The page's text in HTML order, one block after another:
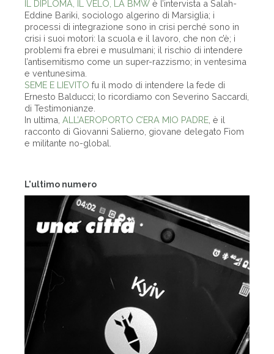
L'ultimo numero
IL DIPLOMA, IL VELO, LA BMW è l’intervista a Salah-
Eddine Bariki, sociologo algerino di Marsiglia; i
processi di integrazione sono in crisi perché sono in
crisi i suoi motori: la scuola e il lavoro, che non c’è; i
problemi fra ebrei e musulmani; il rischio di intendere
l’antisemitismo come un super-razzismo; in ventesima
e ventunesima.
SEME E LIEVITO fu il modo di intendere la fede di
Ernesto Balducci; lo ricordiamo con Severino Saccardi,
di Testimonianze.
In ultima, ALL’AEROPORTO C’ERA MIO PADRE , è il
racconto di Giovanni Salierno, giovane delegato Fiom
e militante no-global.